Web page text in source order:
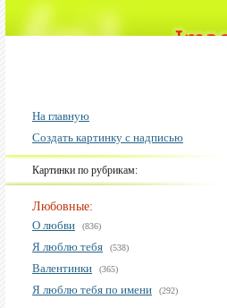
На главную
Создать картинку с надписью
Картинки по рубрикам:
Любовные:
О любви
(836)
Я люблю тебя (538)
Валентинки (365)
Я люблю тебя по имени (292)